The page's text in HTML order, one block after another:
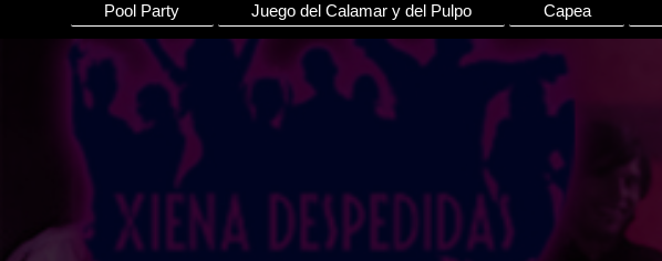
Pool Party Juego del Calamar y del Pulpo Capea